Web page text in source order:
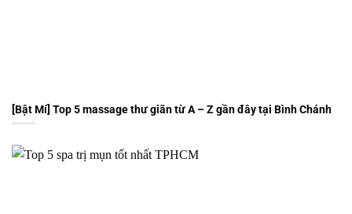
[Bật Mí] Top 5 massage thư giãn từ A – Z gần đây tại Bình Chánh